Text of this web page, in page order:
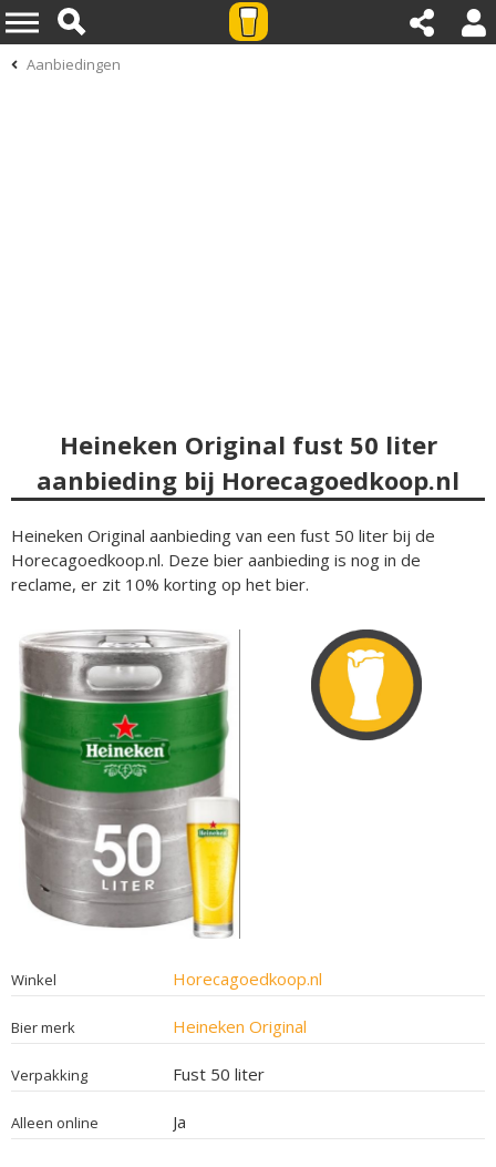
Aanbiedingen
Heineken Original fust 50 liter
aanbieding bij Horecagoedkoop.nl
Heineken Original aanbieding van een fust 50 liter bij de
Horecagoedkoop.nl. Deze bier aanbieding is nog in de
reclame, er zit 10% korting op het bier.
Winkel Horecagoedkoop.nl
Bier merk Heineken Original
Verpakking Fust 50 liter
Alleen online Ja